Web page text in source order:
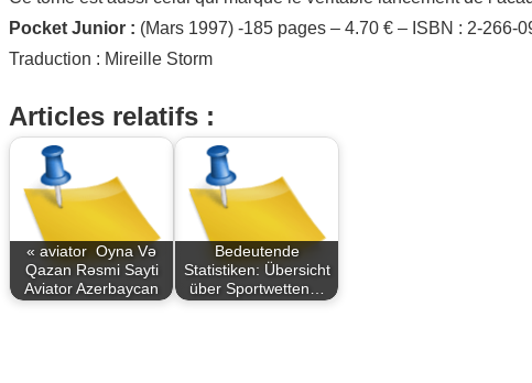
Pocket Junior : (Mars 1997) -185 pages – 4.70 € – ISBN : 2-266-
Traduction : Mireille Storm
Articles relatifs :
« aviator ️ Oyna Və
Qazan Rəsmi Sayti
Aviator Azerbaycan
Bedeutende
Statistiken: Übersicht
über Sportwetten…